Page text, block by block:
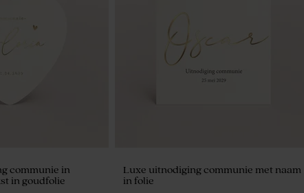
communie in
in goudfolie
Luxe uitnodiging communie met naam
in folie